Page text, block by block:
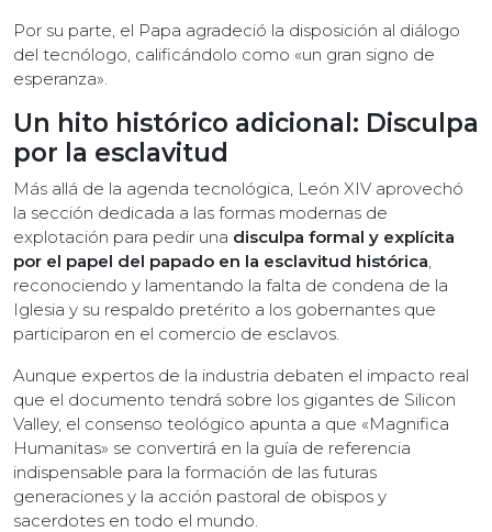
Por su parte, el Papa agradeció la disposición al diálogo
del tecnólogo, calificándolo como «un gran signo de
esperanza».
Un hito histórico adicional: Disculpa
por la esclavitud
Más allá de la agenda tecnológica, León XIV aprovechó
la sección dedicada a las formas modernas de
explotación para pedir una disculpa formal y explícita
por el papel del papado en la esclavitud histórica,
reconociendo y lamentando la falta de condena de la
Iglesia y su respaldo pretérito a los gobernantes que
participaron en el comercio de esclavos.
Aunque expertos de la industria debaten el impacto real
que el documento tendrá sobre los gigantes de Silicon
Valley, el consenso teológico apunta a que «Magnifica
Humanitas» se convertirá en la guía de referencia
indispensable para la formación de las futuras
generaciones y la acción pastoral de obispos y
sacerdotes en todo el mundo.